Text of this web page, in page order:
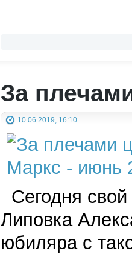
За
10.06.2019, 16:10
Сегодня
Липовка
юбиляра с